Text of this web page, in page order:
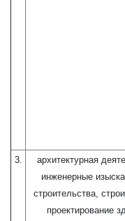
3.
архитектурная
инженерные
строительства,
проектирование